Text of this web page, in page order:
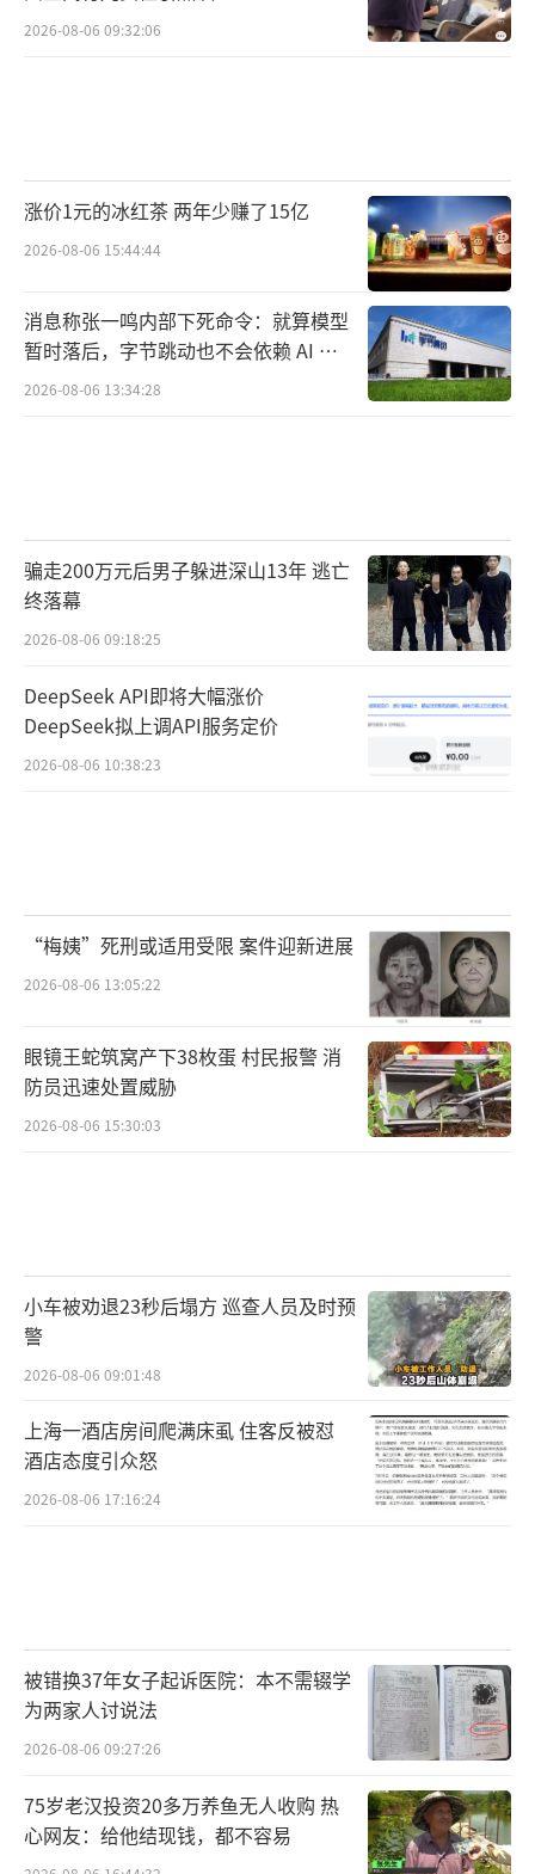
2026-08-06 09:32:06
涨价1元的冰红茶 两年少赚了15亿
2026-08-06 15:44:44
消息称张一鸣内部下死命令：就算模型
暂时落后，字节跳动也不会依赖 AI 蒸
馏技术
2026-08-06 13:34:28
骗走200万元后男子躲进深山13年 逃亡
终落幕
2026-08-06 09:18:25
DeepSeek API即将大幅涨价
DeepSeek拟上调API服务定价
2026-08-06 10:38:23
“梅姨”死刑或适用受限 案件迎新进展
2026-08-06 13:05:22
眼镜王蛇筑窝产下38枚蛋 村民报警 消
防员迅速处置威胁
2026-08-06 15:30:03
小车被劝退23秒后塌方 巡查人员及时预
警
2026-08-06 09:01:48
上海一酒店房间爬满床虱 住客反被怼
酒店态度引众怒
2026-08-06 17:16:24
被错换37年女子起诉医院：本不需辍学
为两家人讨说法
2026-08-06 09:27:26
75岁老汉投资20多万养鱼无人收购 热
心网友：给他结现钱，都不容易